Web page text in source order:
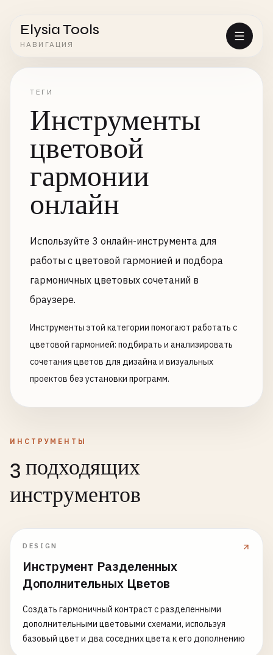
Elysia Tools
НАВИГАЦИЯ
ТЕГИ
Инструменты
цветовой
гармонии
онлайн
Используйте 3 онлайн-инструмента для
работы с цветовой гармонией и подбора
гармоничных цветовых сочетаний в
браузере.
Инструменты этой категории помогают работать с
цветовой гармонией: подбирать и анализировать
сочетания цветов для дизайна и визуальных
проектов без установки программ.
ИНСТРУМЕНТЫ
3 подходящих
инструментов
DESIGN
Инструмент Разделенных
Дополнительных Цветов
Создать гармоничный контраст с разделенными
дополнительными цветовыми схемами, используя
базовый цвет и два соседних цвета к его дополнению